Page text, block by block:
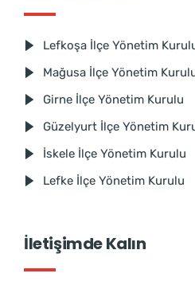
Lefkoşa İlçe Yönetim
Mağusa İlçe Yönetim
Girne İlçe Yönetim Kurulu
Güzelyurt İlçe Yönetim
İskele İlçe Yönetim Kurulu
Lefke İlçe Yönetim Kurulu
İletişimde Kalın